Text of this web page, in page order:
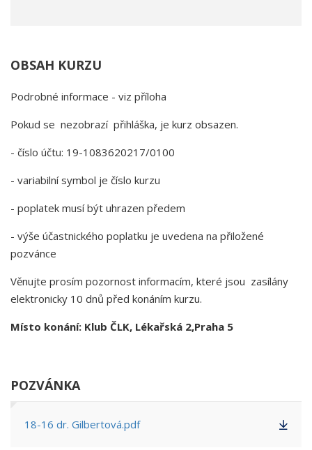
OBSAH KURZU
Podrobné informace - viz příloha
Pokud se nezobrazí přihláška, je kurz obsazen.
- číslo účtu: 19-1083620217/0100
- variabilní symbol je číslo kurzu
- poplatek musí být uhrazen předem
- výše účastnického poplatku je uvedena na přiložené
pozvánce
Věnujte prosím pozornost informacím, které jsou zasílány
elektronicky 10 dnů před konáním kurzu.
Místo konání: Klub ČLK, Lékařská 2,Praha 5
POZVÁNKA
18-16 dr. Gilbertová.pdf